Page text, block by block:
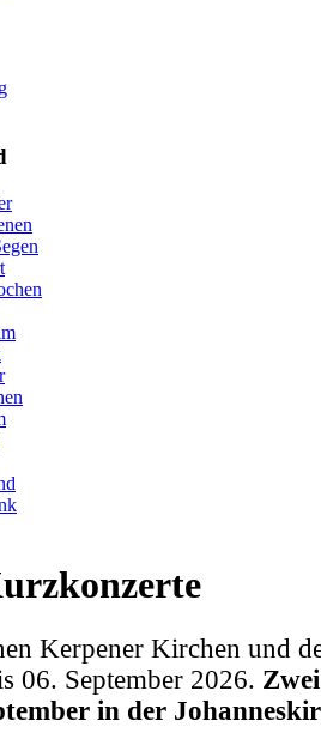
Kerpener Kirchen und
06. September 2026.
in der